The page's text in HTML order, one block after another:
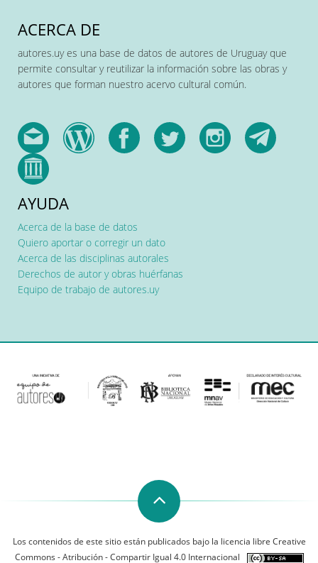
ACERCA DE
autores.uy es una base de datos de autores de Uruguay que
permite consultar y reutilizar la información sobre las obras y
autores que forman nuestro acervo cultural común.
AYUDA
Acerca de la base de datos
Quiero aportar o corregir un dato
Acerca de las disciplinas autorales
Derechos de autor y obras huérfanas
Equipo de trabajo de autores.uy
Los contenidos de este sitio están publicados bajo la licencia libre Creative
Commons - Atribución - Compartir Igual 4.0 Internacional